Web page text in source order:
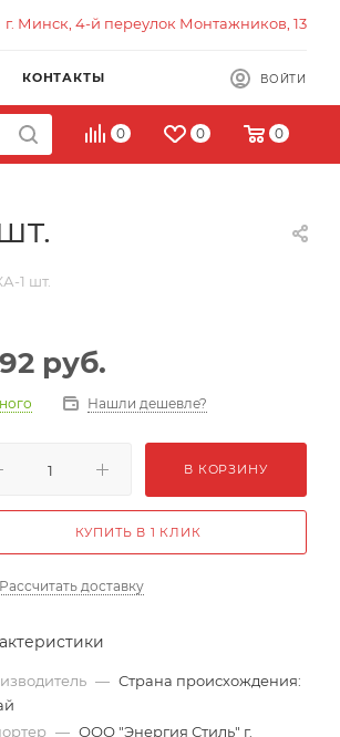
г. Минск, 4-й переулок Монтажников, 13
КОНТАКТЫ ВОЙТИ
0 0 0
1 шт.
руб.
Нашли дешевле?
В КОРЗИНУ
КУПИТЬ В 1 КЛИК
Рассчитать доставку
— Страна происхождения:
— ООО "Энергия Стиль" г.